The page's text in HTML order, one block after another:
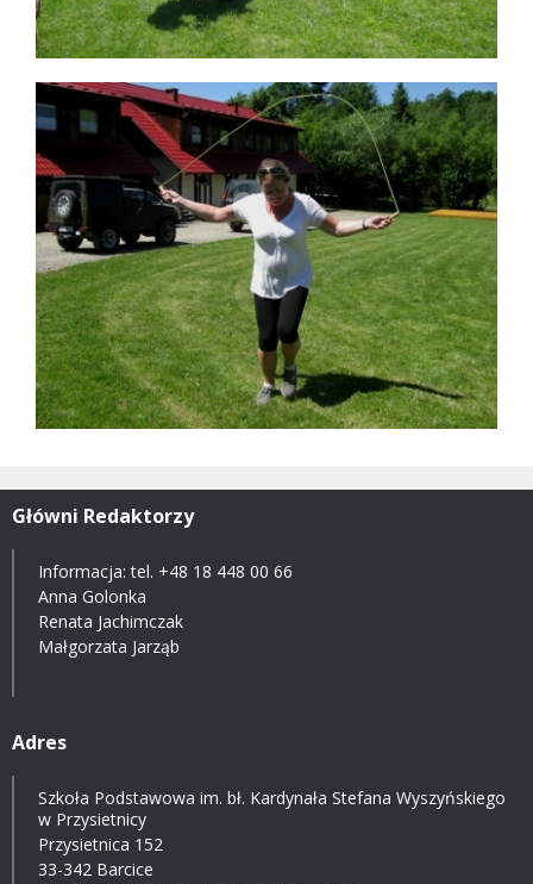
Główni Redaktorzy
Informacja: tel. +48 18 448 00 66
Anna Golonka
Renata Jachimczak
Małgorzata Jarząb
Adres
Szkoła Podstawowa im. bł. Kardynała Stefana Wyszyńskiego
w Przysietnicy
Przysietnica 152
33-342 Barcice